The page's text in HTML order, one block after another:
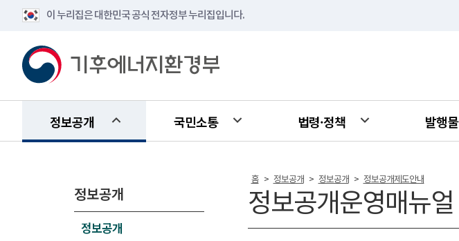
이 누리집은 대한민국 공식 전자정부 누리집입니다.
정보공개 국민소통 법령·정책 발행물
정보공개
정보공개
홈 > 정보공개 > 정보공개 > 정보공개제도안내
정보공개운영매뉴얼